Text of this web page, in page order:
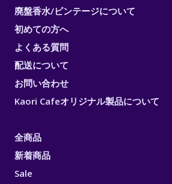
廃盤香水/ビンテージについて
初めての方へ
よくある質問
配送について
お問い合わせ
Kaori Cafeオリジナル製品について
全商品
新着商品
Sale